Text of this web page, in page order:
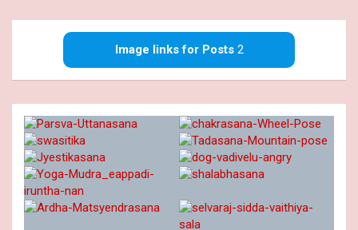
Image links for Posts2